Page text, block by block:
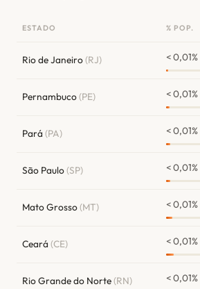
ESTADO % POP.
Rio de Janeiro(RJ) < 0,01%
Pernambuco(PE) < 0,01%
Pará (PA) < 0,01%
São Paulo(SP) < 0,01%
Mato Grosso(MT) < 0,01%
Ceará (CE) < 0,01%
Rio Grande do Norte(RN) < 0,01%